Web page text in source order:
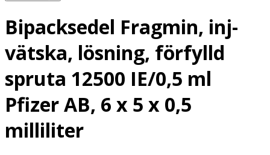
Bipacksedel Fragmin, inj-
vätska, lösning, förfylld
spruta 12500 IE/0,5 ml
Pfizer AB, 6 x 5 x 0,5
milliliter